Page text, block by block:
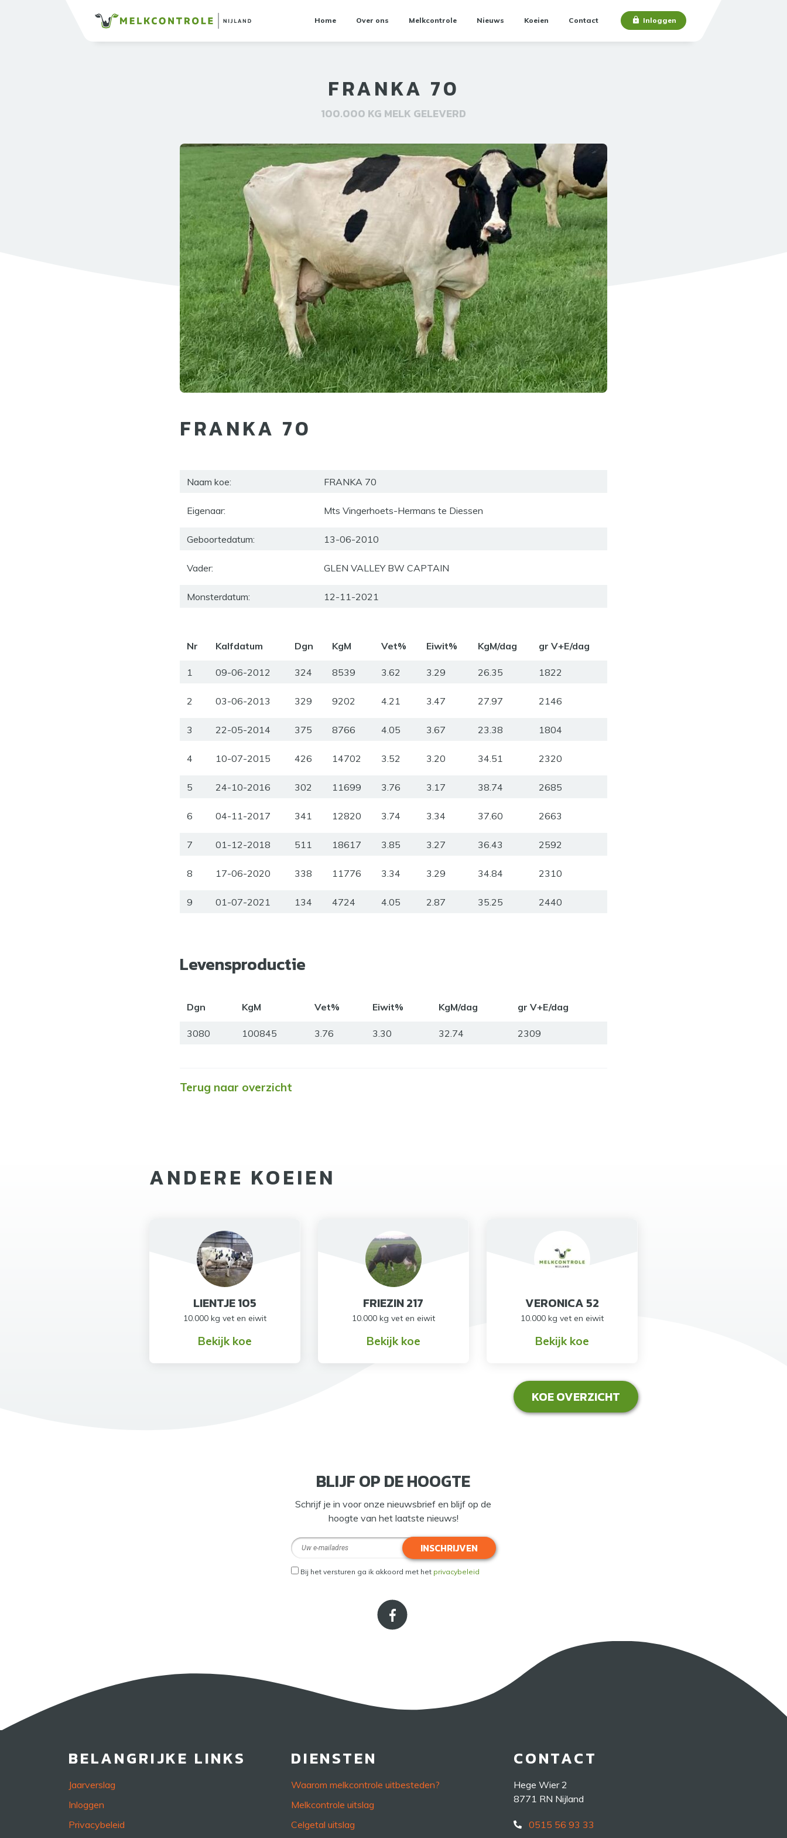
Home Over ons Melkcontrole Nieuws Koeien Contact Inloggen
FRANKA 70
100.000 KG MELK GELEVERD
FRANKA 70
Naam koe: FRANKA 70
Eigenaar: Mts Vingerhoets-Hermans te Diessen
Geboortedatum: 13-06-2010
Vader: GLEN VALLEY BW CAPTAIN
Monsterdatum: 12-11-2021
Nr Kalfdatum Dgn KgM Vet% Eiwit% KgM/dag gr V+E/dag
1 09-06-2012 324 8539 3.62 3.29 26.35 1822
2 03-06-2013 329 9202 4.21 3.47 27.97 2146
3 22-05-2014 375 8766 4.05 3.67 23.38 1804
4 10-07-2015 426 14702 3.52 3.20 34.51 2320
5 24-10-2016 302 11699 3.76 3.17 38.74 2685
6 04-11-2017 341 12820 3.74 3.34 37.60 2663
7 01-12-2018 511 18617 3.85 3.27 36.43 2592
8 17-06-2020 338 11776 3.34 3.29 34.84 2310
9 01-07-2021 134 4724 4.05 2.87 35.25 2440
Levensproductie
Dgn KgM Vet% Eiwit% KgM/dag gr V+E/dag
3080 100845 3.76 3.30 32.74 2309
Terug naar overzicht
ANDERE KOEIEN
LIENTJE 105
10.000 kg vet en eiwit
Bekijk koe
FRIEZIN 217
10.000 kg vet en eiwit
Bekijk koe
VERONICA 52
10.000 kg vet en eiwit
Bekijk koe
KOE OVERZICHT
BLIJF OP DE HOOGTE
Schrijf je in voor onze nieuwsbrief en blijf op de
hoogte van het laatste nieuws!
INSCHRIJVEN
Bij het versturen ga ik akkoord met het privacybeleid
BELANGRIJKE LINKS
Jaarverslag
Inloggen
Privacybeleid
DIENSTEN
Waarom melkcontrole uitbesteden?
Melkcontrole uitslag
Celgetal uitslag
CONTACT
Hege Wier 2
8771 RN Nijland
0515 56 93 33